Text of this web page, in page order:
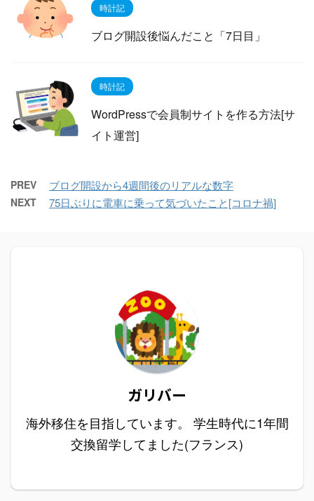
時計記
ブログ開設後悩んだこと「7日目」
時計記
WordPressで会員制サイトを作る方法[サ
イト運営]
PREV ブログ開設から4週間後のリアルな数字
NEXT 75日ぶりに電車に乗って気づいたこと[コロナ禍]
ガリバー
海外移住を目指しています。 学生時代に1年間
交換留学してました(フランス)